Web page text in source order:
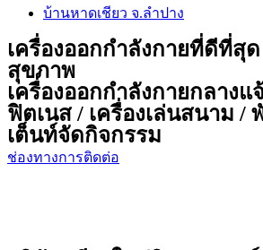
บ้านหาดเชียว จ.ลำปาง
เครื่องออกกำลังกายที่ดีที่สุ
สุขภาพ
เครื่องออกกำลังกายกลาง
ฟิตเนส / เครื่องเล่นสนาม /
เต็นท์จัดกิจกรรม
ช่องทางการติดต่อ